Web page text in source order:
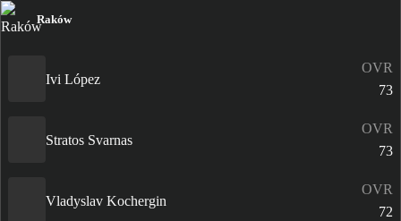
Raków
Ivi López
OVR
73
Stratos Svarnas
OVR
73
Vladyslav Kochergin
OVR
72